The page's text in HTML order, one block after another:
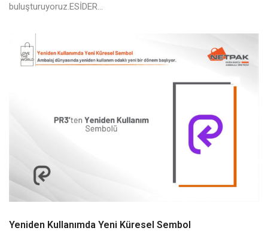
buluşturuyoruz.ESİDER...
Yeniden Kullanımda Yeni Küresel Sembol